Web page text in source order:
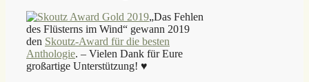
„Das Fehlen
des Flüsterns im Wind“ gewann 2019
den Skoutz-Award für die besten
Anthologie. – Vielen Dank für Eure
großartige Unterstützung! ♥